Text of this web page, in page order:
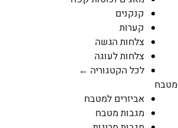
קנקנים
קערות
צלחות הגשה
צלחות לעוגה
לכל הקטגוריה ←
מטבח
אביזרים למטבח
מגבות מטבח